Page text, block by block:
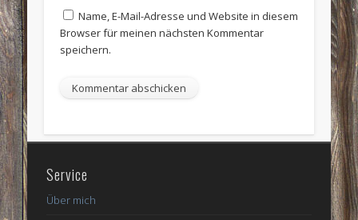
Name, E-Mail-Adresse und Website in diesem
Browser für meinen nächsten Kommentar
speichern.
Service
Über mich